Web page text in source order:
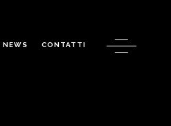
NEWS CONTATTI